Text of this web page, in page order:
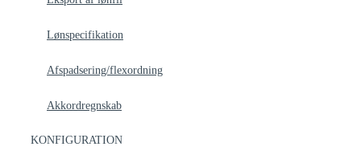
Lønspecifikation
Afspadsering/flexordning
Akkordregnskab
KONFIGURATION